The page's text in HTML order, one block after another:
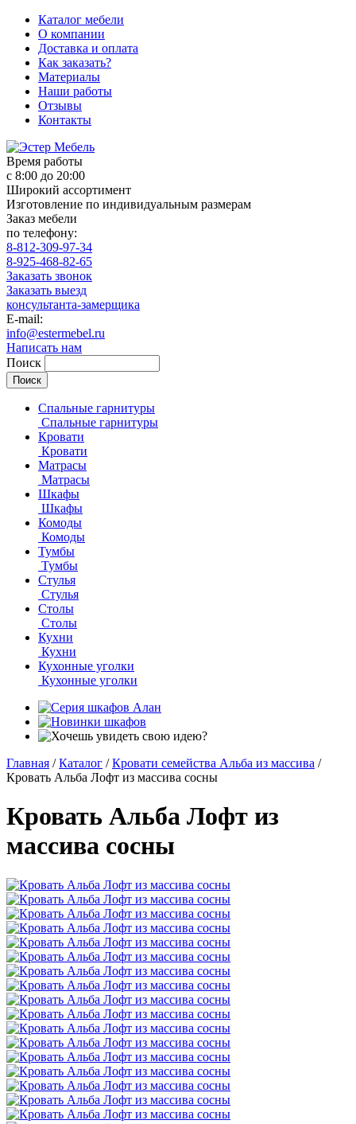
Каталог мебели
О компании
Доставка и оплата
Как заказать?
Материалы
Наши работы
Отзывы
Контакты
Время работы
с 8:00 до 20:00
Широкий ассортимент
Изготовление по индивидуальным размерам
Заказ мебели
по телефону:
8-812-309-97-34
8-925-468-82-65
Заказать звонок
Заказать выезд
консультанта-замерщика
E-mail:
info@estermebel.ru
Написать нам
Поиск
Спальные гарнитуры
Спальные гарнитуры
Кровати
Кровати
Матрасы
Матрасы
Шкафы
Шкафы
Комоды
Комоды
Тумбы
Тумбы
Стулья
Стулья
Столы
Столы
Кухни
Кухни
Кухонные уголки
Кухонные уголки
Главная / Каталог / Кровати семейства Альба из массива /
Кровать Альба Лофт из массива сосны
Кровать Альба Лофт из
массива сосны